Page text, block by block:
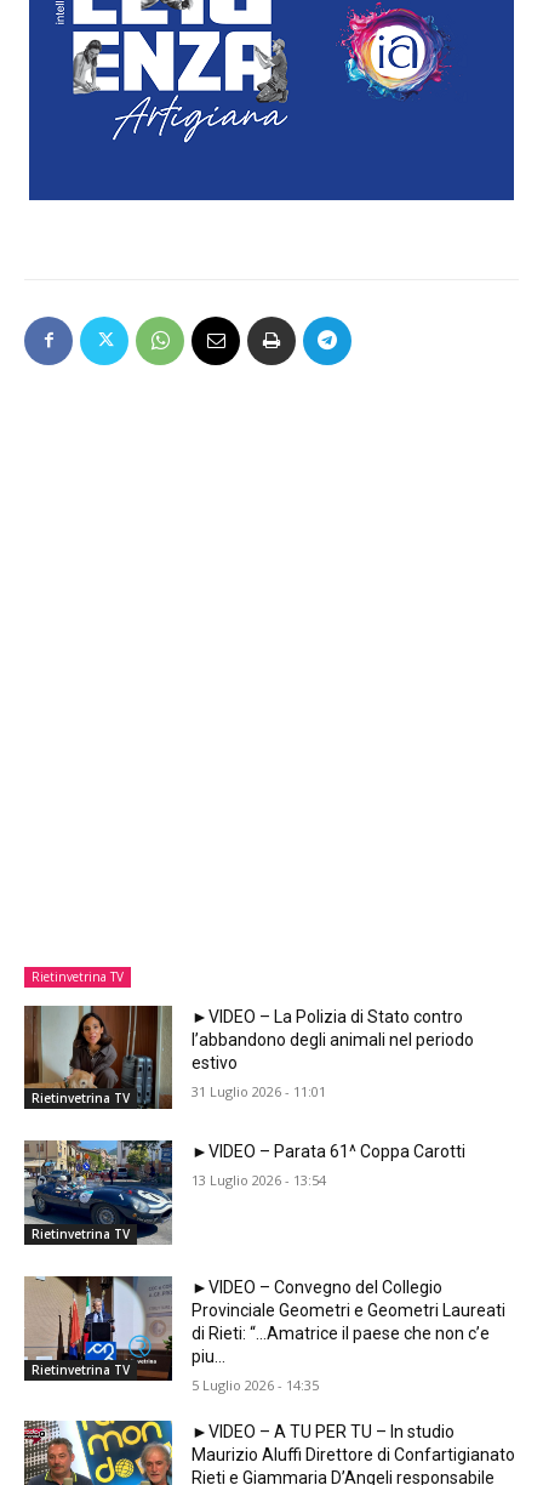
Rietinvetrina TV
Rietinvetrina TV
►VIDEO – La Polizia di Stato contro
l’abbandono degli animali nel periodo
estivo
31 Luglio 2026 - 11:01
Rietinvetrina TV
►VIDEO – Parata 61^ Coppa Carotti
13 Luglio 2026 - 13:54
Rietinvetrina TV
►VIDEO – Convegno del Collegio
Provinciale Geometri e Geometri Laureati
di Rieti: “…Amatrice il paese che non c’e
piu…
5 Luglio 2026 - 14:35
►VIDEO – A TU PER TU – In studio
Maurizio Aluffi Direttore di Confartigianato
Rieti e Giammaria D’Angeli responsabile